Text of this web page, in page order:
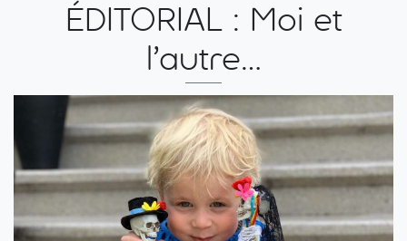
ÉDITORIAL : Moi et
l’autre…